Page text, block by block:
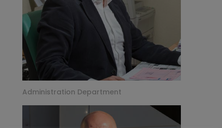
Administration Department